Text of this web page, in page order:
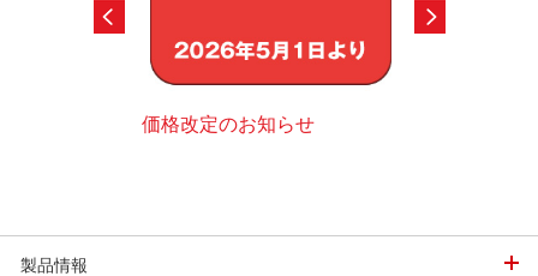
価格改定のお知らせ
製品情報